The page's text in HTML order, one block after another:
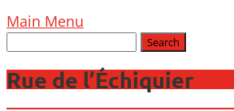
Main Menu
Rue de l’Échiquier